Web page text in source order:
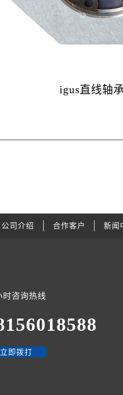
igus直线轴
公司介绍 合作客户 新闻
时咨询热线
立即拨打